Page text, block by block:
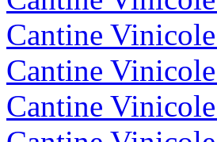
Cantine
Cantine
Cantine